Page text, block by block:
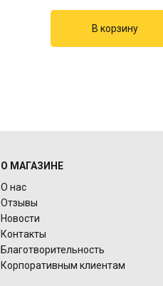
О МАГАЗИНЕ
О нас
Отзывы
Новости
Контакты
Благотворительность
Корпоративным клиентам